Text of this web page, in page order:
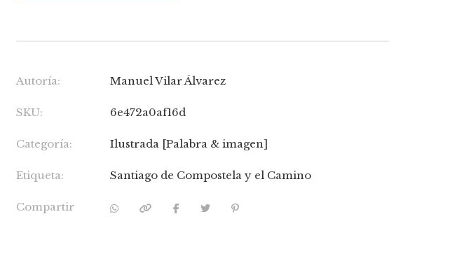
Autoría: Manuel Vilar Álvarez
SKU: 6e472a0af16d
Categoría: Ilustrada [Palabra & imagen]
Etiqueta: Santiago de Compostela y el Camino
Compartir